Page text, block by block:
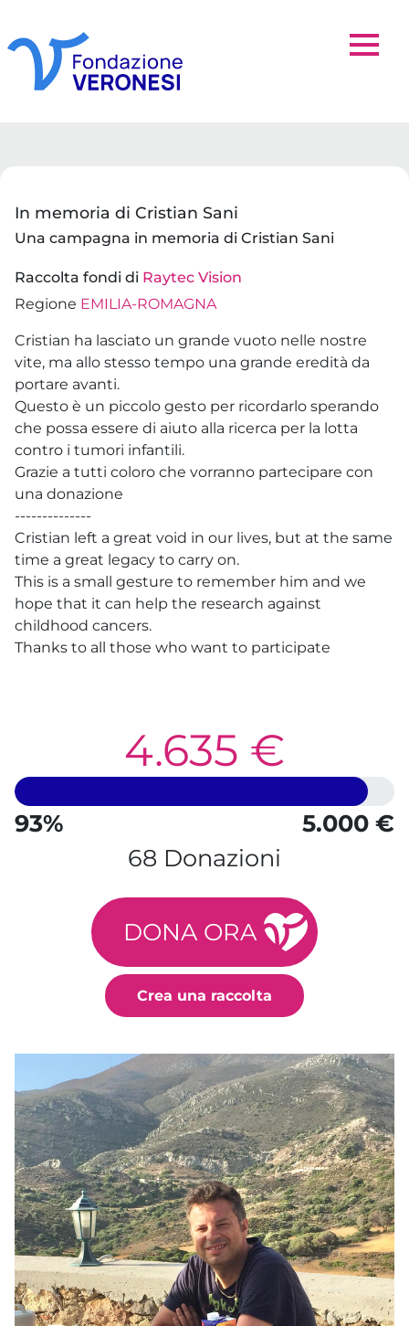
In memoria di Cristian Sani
Una campagna in memoria di Cristian Sani
Raccolta fondi di Raytec Vision
Regione EMILIA-ROMAGNA
Cristian ha lasciato un grande vuoto nelle nostre
vite, ma allo stesso tempo una grande eredità da
portare avanti.
Questo è un piccolo gesto per ricordarlo sperando
che possa essere di aiuto alla ricerca per la lotta
contro i tumori infantili.
Grazie a tutti coloro che vorranno partecipare con
una donazione
--------------
Cristian left a great void in our lives, but at the same
time a great legacy to carry on.
This is a small gesture to remember him and we
hope that it can help the research against
childhood cancers.
Thanks to all those who want to participate
4.635 €
93%
5.000 €
68 Donazioni
DONA ORA
Crea una raccolta